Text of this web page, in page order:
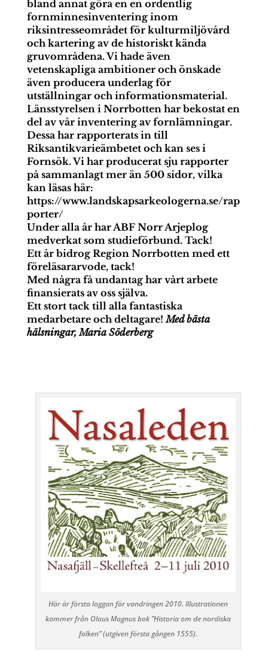
bland annat göra en en ordentlig
fornminnesinventering inom
riksintresseområdet för kulturmiljövård
och kartering av de historiskt kända
gruvområdena. Vi hade även
vetenskapliga ambitioner och önskade
även producera underlag för
utställningar och informationsmaterial.
Länsstyrelsen i Norrbotten har bekostat en
del av vår inventering av fornlämningar.
Dessa har rapporterats in till
Riksantikvarieämbetet och kan ses i
Fornsök. Vi har producerat sju rapporter
på sammanlagt mer än 500 sidor, vilka
kan läsas här:
https://www.landskapsarkeologerna.se/rap
porter/
Under alla år har ABF Norr Arjeplog
medverkat som studieförbund. Tack!
Ett år bidrog Region Norrbotten med ett
föreläsararvode, tack!
Med några få undantag har vårt arbete
finansierats av oss själva.
Ett stort tack till alla fantastiska
medarbetare och deltagare!Med bästa
hälsningar, Maria Söderberg
Här är första loggan för vandringen 2010. Illustrationen
kommer från Olaus Magnus bok ”Historia om de nordiska
folken” (utgiven första gången 1555).